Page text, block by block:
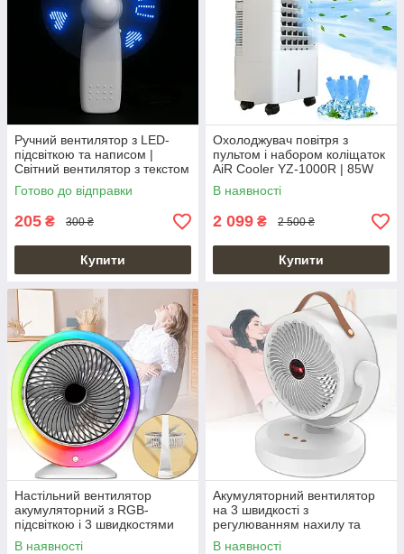
Ручний вентилятор з LED-
підсвіткою та написом |
Світний вентилятор з текстом
Готово до відправки
205 ₴ 300 ₴
Купити
Охолоджувач повітря з
пультом і набором коліщаток
AiR Cooler YZ-1000R | 85W
В наявності
2 099 ₴ 2 500 ₴
Купити
Настільний вентилятор
акумуляторний з RGB-
підсвіткою і 3 швидкостями
Mini Fan
В наявності
Акумуляторний вентилятор
на 3 швидкості з
регулюванням нахилу та
повороту Mini Fan
В наявності